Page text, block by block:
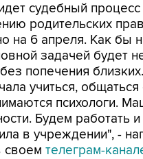
судебный процесс
родительских
на 6 апреля. Как бы
задачей будет
попечения
учиться,
психологи.
Будем работать
в учреждении", -
своем телеграм-